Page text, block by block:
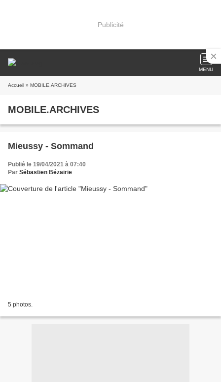
Publicité
MENU
Accueil » MOBILE.ARCHIVES
MOBILE.ARCHIVES
Mieussy - Sommand
Publié le 19/04/2021 à 07:40
Par Sébastien Bézairie
5 photos.